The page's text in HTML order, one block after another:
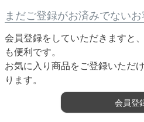
まだご登録がお済みでないお
会員登録をしていただきますと
も便利です。
お気に入り商品をご登録いただ
ります。
会員登